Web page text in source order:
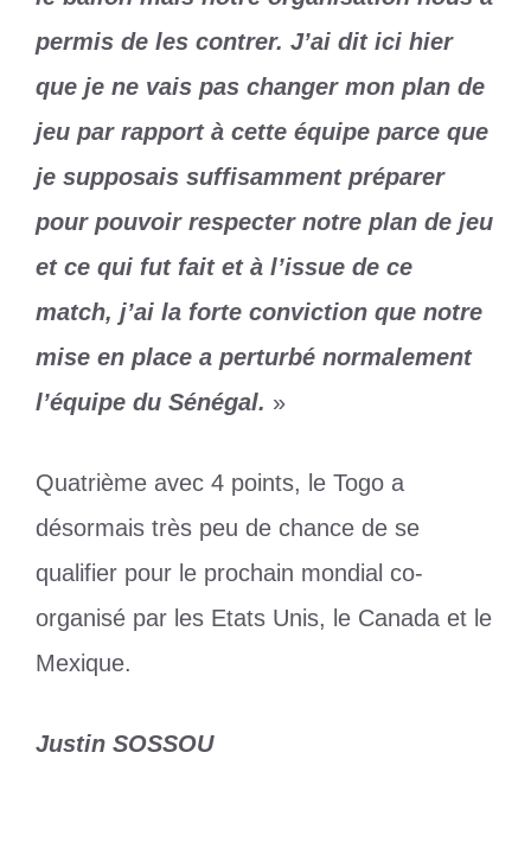
permis de les contrer. J’ai dit ici hier
que je ne vais pas changer mon plan de
jeu par rapport à cette équipe parce que
je supposais suffisamment préparer
pour pouvoir respecter notre plan de jeu
et ce qui fut fait et à l’issue de ce
match, j’ai la forte conviction que notre
mise en place a perturbé normalement
l’équipe du Sénégal. »
Quatrième avec 4 points, le Togo a
désormais très peu de chance de se
qualifier pour le prochain mondial co-
organisé par les Etats Unis, le Canada et le
Mexique.
Justin SOSSOU